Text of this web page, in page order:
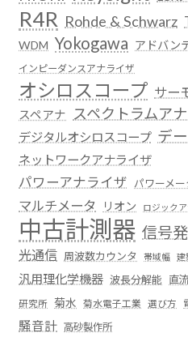
R4R Rohde & Schwarz
WDM Yokogawa アドバン
インピーダンスアナライザ
オシロスコープ サー
スペアナ スペクトラムア
デジタルオシロスコープ デ
ネットワークアナライザ
パワーアナライザ パワーメー
マルチメータ リオン ロジック
中古計測器 信号
光通信 周波数カウンタ 帯域幅 建
汎用理化学機器 波長分解能 直
研究所 菊水 菊水電子工業 選び方
騒音計 高砂製作所